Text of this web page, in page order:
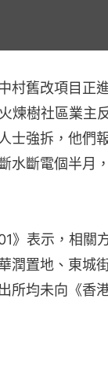
村舊改項目正
煉樹社區業主
士強拆，他們
水斷電個半月
》表示，相關
潤置地、東城
所均未向《香